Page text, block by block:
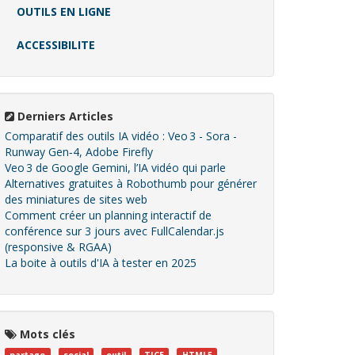
OUTILS EN LIGNE
ACCESSIBILITE
Derniers Articles
Comparatif des outils IA vidéo : Veo 3 - Sora -
Runway Gen‑4, Adobe Firefly
Veo 3 de Google Gemini, l’IA vidéo qui parle
Alternatives gratuites à Robothumb pour générer
des miniatures de sites web
Comment créer un planning interactif de
conférence sur 3 jours avec FullCalendar.js
(responsive & RGAA)
La boite à outils d'IA à tester en 2025
Mots clés